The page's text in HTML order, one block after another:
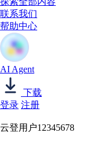
联系我们
帮助中心
AI Agent
下载
登录 注册
云登用户12345678